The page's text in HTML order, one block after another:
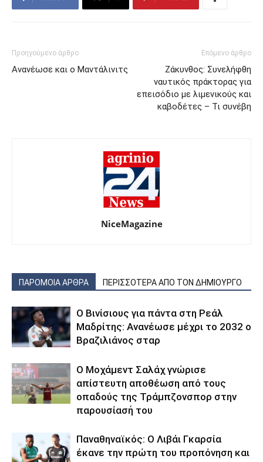
Προηγούμενο άρθρο
Ανανέωσε και ο Μαντάλινιτς
Επόμενο άρθρο
Ζάκυνθος: Συνελήφθη
ναυτικός πράκτορας για
επεισόδιο με λιμενικούς και
καβοδέτες – Τι συνέβη
NiceMagazine
ΠΑΡΟΜΟΙΑ ΑΡΘΡΑ ΠΕΡΙΣΣΟΤΕΡΑ ΑΠΟ ΤΟΝ ΔΗΜΙΟΥΡΓΟ
Ο Βινίσιους για πάντα στη Ρεάλ
Μαδρίτης: Ανανέωσε μέχρι το 2032 ο
Βραζιλιάνος σταρ
Ο Μοχάμεντ Σαλάχ γνώρισε
απίστευτη αποθέωση από τους
οπαδούς της Τράμπζονσπορ στην
παρουσίασή του
Παναθηναϊκός: Ο Λιβάι Γκαρσία
έκανε την πρώτη του προπόνηση και